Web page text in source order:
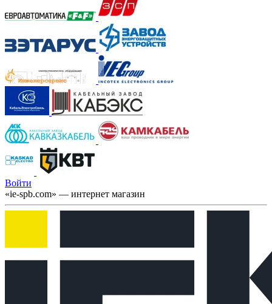
Войти
«ie-spb.com» — интернет магазин